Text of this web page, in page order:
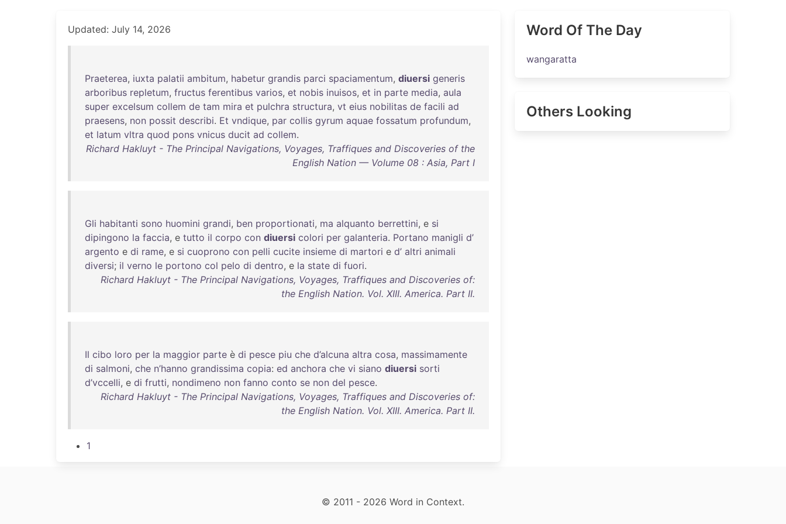
Updated: July 14, 2026
Praeterea, iuxta palatii ambitum, habetur grandis parci spaciamentum, diuersi generis
arboribus repletum, fructus ferentibus varios, et nobis inuisos, et in parte media, aula
super excelsum collem de tam mira et pulchra structura, vt eius nobilitas de facili ad
praesens, non possit describi. Et vndique, par collis gyrum aquae fossatum profundum,
et latum vltra quod pons vnicus ducit ad collem.
Richard Hakluyt - The Principal Navigations, Voyages, Traffiques and Discoveries of the
English Nation — Volume 08 : Asia, Part I
Gli habitanti sono huomini grandi, ben proportionati, ma alquanto berrettini, e si
dipingono la faccia, e tutto il corpo con diuersi colori per galanteria. Portano manigli d’
argento e di rame, e si cuoprono con pelli cucite insieme di martori e d’ altri animali
diversi; il verno le portono col pelo di dentro, e la state di fuori.
Richard Hakluyt - The Principal Navigations, Voyages, Traffiques and Discoveries of:
the English Nation. Vol. XIII. America. Part II.
Il cibo loro per la maggior parte è di pesce piu che d’alcuna altra cosa, massimamente
di salmoni, che n’hanno grandissima copia: ed anchora che vi siano diuersi sorti
d’vccelli, e di frutti, nondimeno non fanno conto se non del pesce.
Richard Hakluyt - The Principal Navigations, Voyages, Traffiques and Discoveries of:
the English Nation. Vol. XIII. America. Part II.
1
Word Of The Day
wangaratta
Others Looking
© 2011 - 2026 Word in Context.